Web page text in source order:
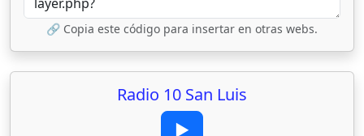
🔗 Copia este código para insertar en otras webs.
Radio 10 San Luis
▶